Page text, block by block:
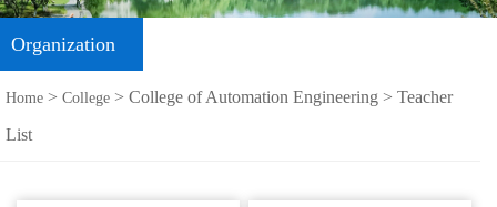
Organization
Home > College > College of Automation Engineering > Teacher
List